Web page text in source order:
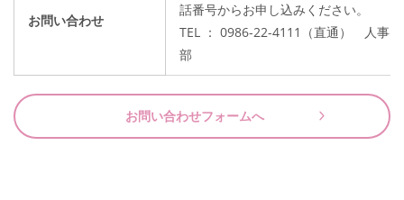
お問い合わせ
話番号からお申し込みください。
TEL ： 0986-22-4111（直通） 人事
部
お問い合わせフォームへ